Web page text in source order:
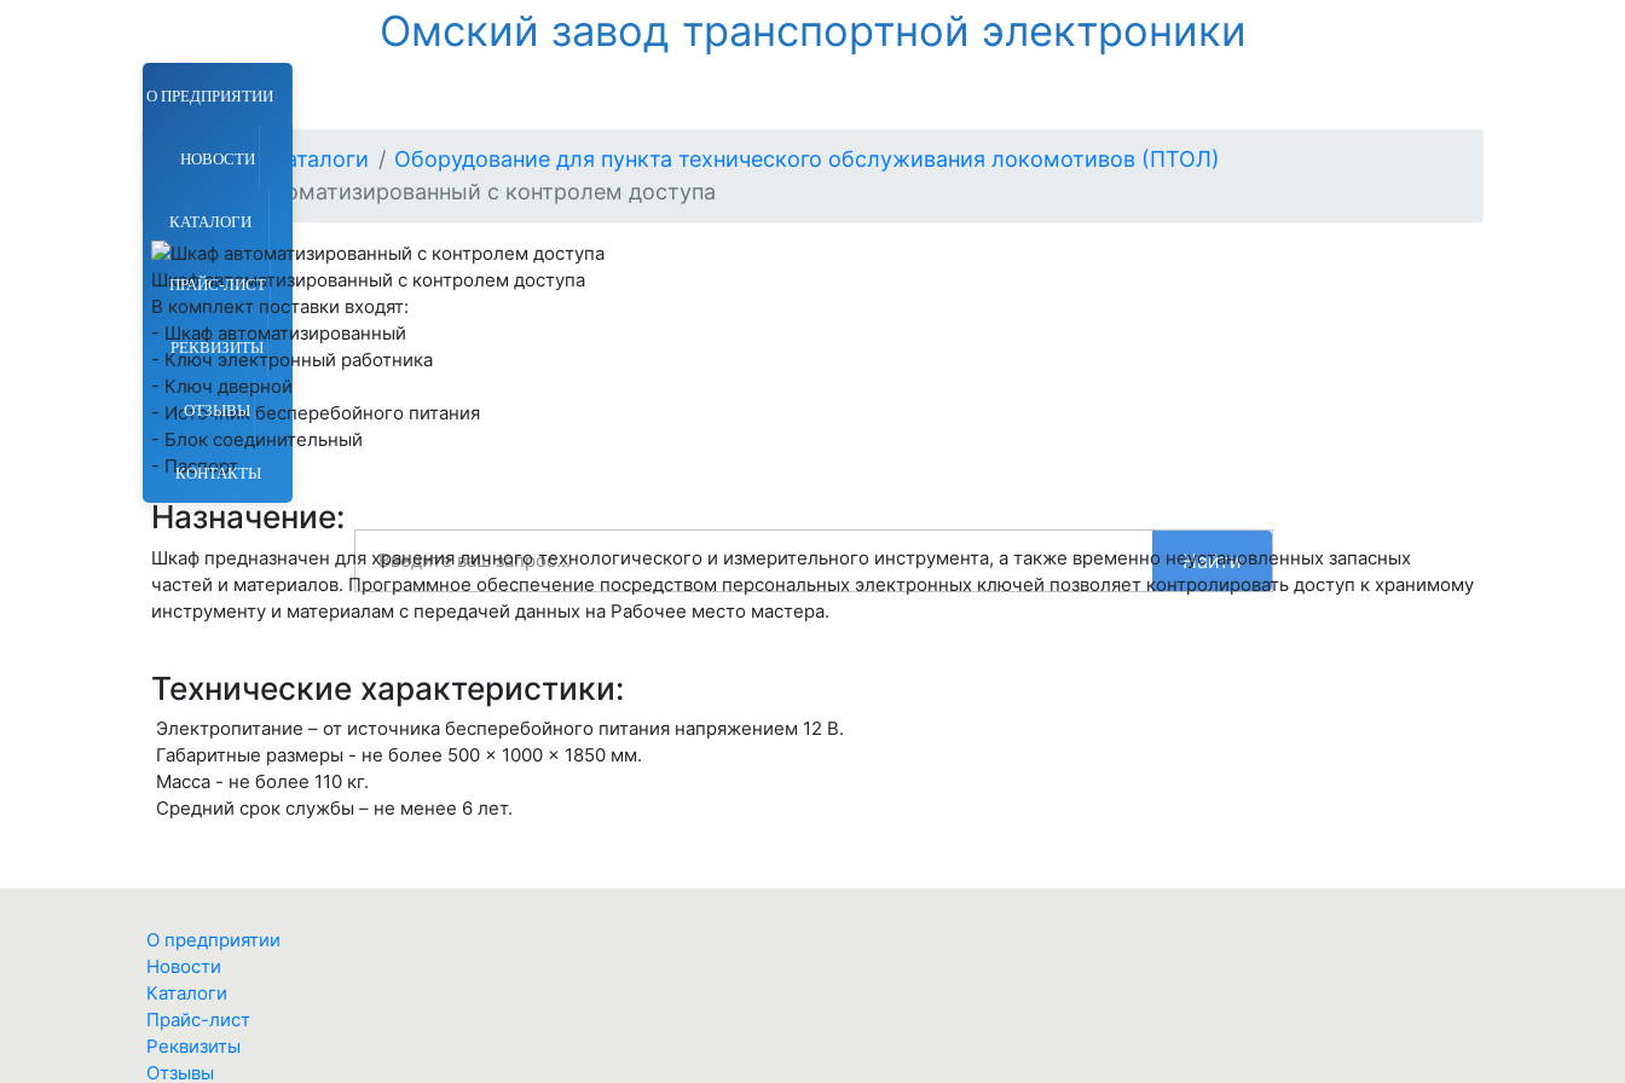
Омский завод транспортной электроники
О ПРЕДПРИЯТИИ
НОВОСТИ
КАТАЛОГИ
ПРАЙС-ЛИСТ
РЕКВИЗИТЫ
ОТЗЫВЫ
КОНТАКТЫ
Найти
Главная Каталоги
Оборудование для пункта технического обслуживания локомотивов (ПТОЛ)
Шкаф автоматизированный с контролем доступа
Шкаф автоматизированный с контролем доступа
В комплект поставки входят:
- Шкаф автоматизированный
- Ключ электронный работника
- Ключ дверной
- Источник бесперебойного питания
- Блок соединительный
- Паспорт
Назначение:
Шкаф предназначен для хранения личного технологического и измерительного инструмента, а также временно неустановленных запасных
частей и материалов. Программное обеспечение посредством персональных электронных ключей позволяет контролировать доступ к хранимому
инструменту и материалам с передачей данных на Рабочее место мастера.
Технические характеристики:
Электропитание – от источника бесперебойного питания напряжением 12 В.
Габаритные размеры - не более 500 × 1000 × 1850 мм.
Масса - не более 110 кг.
Средний срок службы – не менее 6 лет.
О предприятии
Новости
Каталоги
Прайс-лист
Реквизиты
Отзывы